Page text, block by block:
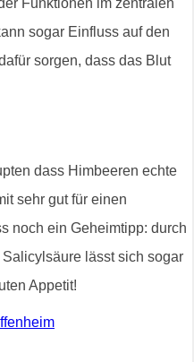
sogar Einfluss auf den
sorgen, dass das Blut
dass Himbeeren echte
sehr gut für einen
noch ein Geheimtipp: durch
lässt sich sogar
Appetit!